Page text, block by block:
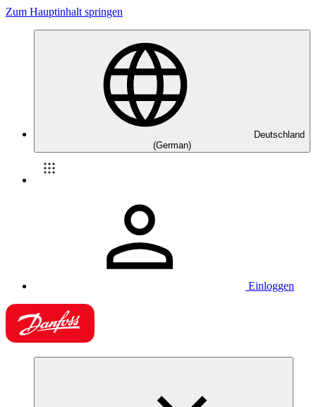
Zum Hauptinhalt springen
Deutschland
(German)
Einloggen